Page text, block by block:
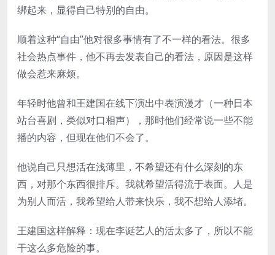
绑起来，显得自己特别的自由。
顺着这种“自由”他对很多事情有了不一样的看法。很多
社会热点事件，他不再去发表自己的看法，原因是这样
做会惹来麻烦。
年轻时他曾和王建国在线下演出中表演漫才（一种日本
站台喜剧，类似对口相声），那时他们经常说一些不能
播的内容，但现在他们不会了。
他说自己只想活在浅薄里，不希望还有什么深刻的东
西，对那个东西很排斥。我就希望活得流于表面。人是
为别人而活，我希望给人带来快乐，我不想给人添堵。
王建国这样解释：现在李诞艺人的活太多了，所以不能
干这么多危险的事。